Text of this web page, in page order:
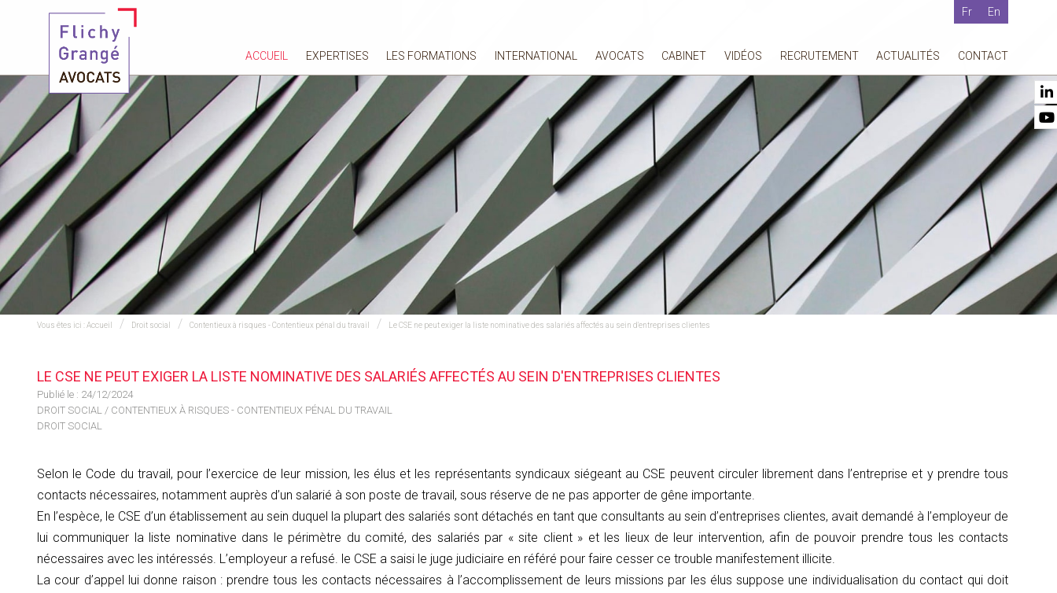
Fr En
ACCUEIL EXPERTISES LES FORMATIONS INTERNATIONAL AVOCATS CABINET VIDÉOS RECRUTEMENT ACTUALITÉS CONTACT
Vous êtes ici :Accueil Droit social Contentieux à risques - Contentieux pénal du travail Le CSE ne peut exiger la liste nominative des salariés affectés au sein d'entreprises clientes
LE CSE NE PEUT EXIGER LA LISTE NOMINATIVE DES SALARIÉS AFFECTÉS AU SEIN D'ENTREPRISES CLIENTES
Publié le : 24/12/2024
DROIT SOCIAL / CONTENTIEUX À RISQUES - CONTENTIEUX PÉNAL DU TRAVAIL
DROIT SOCIAL
Selon le Code du travail, pour l’exercice de leur mission, les élus et les représentants syndicaux siégeant au CSE peuvent circuler librement dans l’entreprise et y prendre tous
contacts nécessaires, notamment auprès d’un salarié à son poste de travail, sous réserve de ne pas apporter de gêne importante.
En l’espèce, le CSE d’un établissement au sein duquel la plupart des salariés sont détachés en tant que consultants au sein d’entreprises clientes, avait demandé à l’employeur de
lui communiquer la liste nominative dans le périmètre du comité, des salariés par « site client » et les lieux de leur intervention, afin de pouvoir prendre tous les contacts
nécessaires avec les intéressés. L’employeur a refusé. le CSE a saisi le juge judiciaire en référé pour faire cesser ce trouble manifestement illicite.
La cour d’appel lui donne raison : prendre tous les contacts nécessaires à l’accomplissement de leurs missions par les élus suppose une individualisation du contact qui doit